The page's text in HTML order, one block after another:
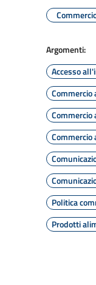
Argomenti:
Accesso
Politica
Prodotti